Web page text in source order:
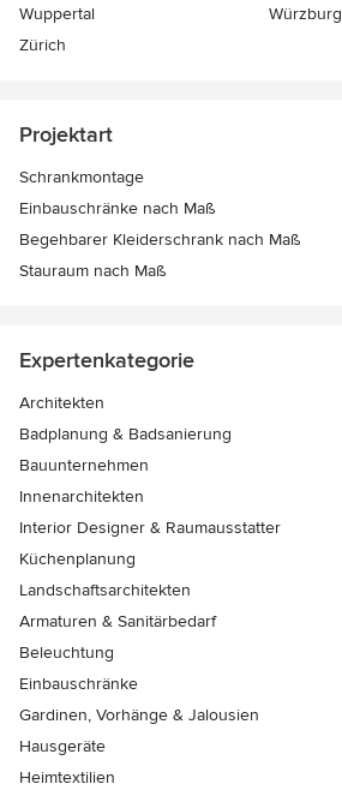
Wuppertal
Würzburg
Zürich
Projektart
Schrankmontage
Einbauschränke nach Maß
Begehbarer Kleiderschrank nach Maß
Stauraum nach Maß
Expertenkategorie
Architekten
Badplanung & Badsanierung
Bauunternehmen
Innenarchitekten
Interior Designer & Raumausstatter
Küchenplanung
Landschaftsarchitekten
Armaturen & Sanitärbedarf
Beleuchtung
Einbauschränke
Gardinen, Vorhänge & Jalousien
Hausgeräte
Heimtextilien